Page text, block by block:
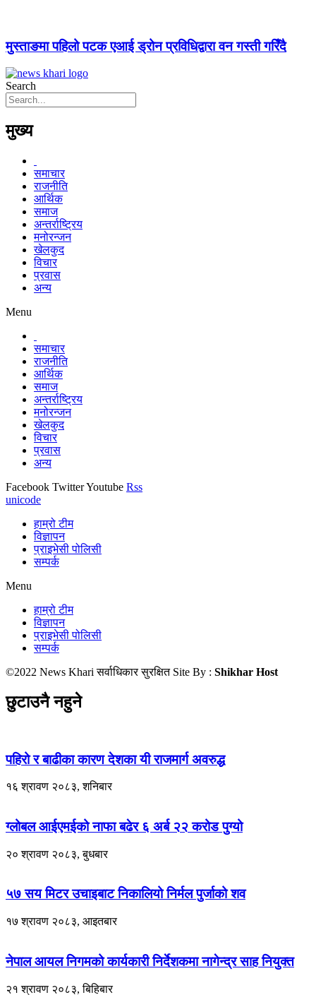
मुस्ताङमा पहिलो पटक एआई ड्रोन प्रविधिद्वारा वन गस्ती गरिँदै
Search
मुख्य
समाचार
राजनीति
आर्थिक
समाज
अन्तर्राष्ट्रिय
मनोरन्जन
खेलकुद
विचार
प्रवास
अन्य
Menu
समाचार
राजनीति
आर्थिक
समाज
अन्तर्राष्ट्रिय
मनोरन्जन
खेलकुद
विचार
प्रवास
अन्य
Facebook TwitterYoutube Rss
unicode
हाम्रो टीम
विज्ञापन
प्राइभेसी पोलिसी
सम्पर्क
Menu
हाम्रो टीम
विज्ञापन
प्राइभेसी पोलिसी
सम्पर्क
©2022 News Khari सर्वाधिकार सुरक्षित Site By : Shikhar Host
छुटाउनै नहुने
पहिरो र बाढीका कारण देशका यी राजमार्ग अवरुद्ध
१६ श्रावण २०८३, शनिबार
ग्लोबल आईएमईको नाफा बढेर ६ अर्ब २२ करोड पुग्यो
२० श्रावण २०८३, बुधबार
५७ सय मिटर उचाइबाट निकालियो निर्मल पुर्जाको शव
१७ श्रावण २०८३, आइतबार
नेपाल आयल निगमको कार्यकारी निर्देशकमा नागेन्द्र साह नियुक्त
२१ श्रावण २०८३, बिहिबार